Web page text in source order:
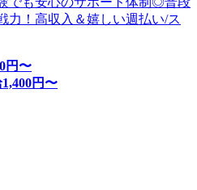
力！高収入＆嬉しい週払い/ス
円〜
1,400円〜